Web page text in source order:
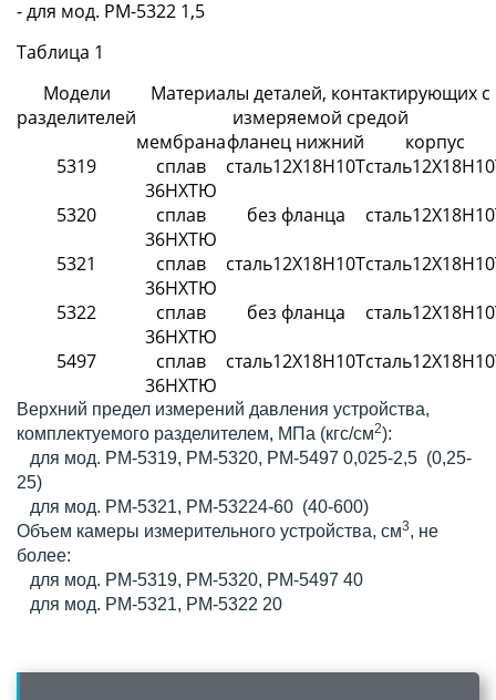
- для мод. РМ-5322 1,5
Таблица 1
Модели
разделителей
Материалы деталей, контактирующих с
измеряемой средой
мембранафланец нижний
корпус
5319
сплав
36НХТЮ
сталь12Х18Н10Т
5320
сплав
36НХТЮ
без фланца
5321
сплав
36НХТЮ
сталь12Х18Н10Т
5322
сплав
36НХТЮ
без фланца
5497
сплав
36НХТЮ
сталь12Х18Н10Т
Верхний предел измерений давления устройства,
комплектуемого разделителем, МПа (кгс/см2):
для мод. РМ-5319, РМ-5320, РМ-5497 0,025-2,5 (0,25-
25)
для мод. РМ-5321, РМ-53224-60 (40-600)
Объем камеры измерительного устройства, см3, не
более:
для мод. РМ-5319, РМ-5320, РМ-5497 40
для мод. РМ-5321, РМ-5322 20